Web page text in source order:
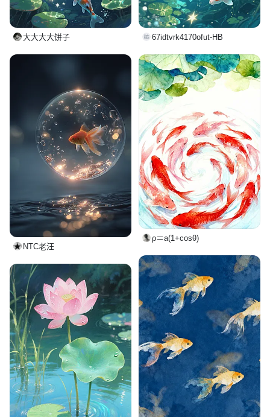
大大大大饼子 67idtvrk4170ofut-HB
NTC老汪
ρ＝a(1+cosθ)